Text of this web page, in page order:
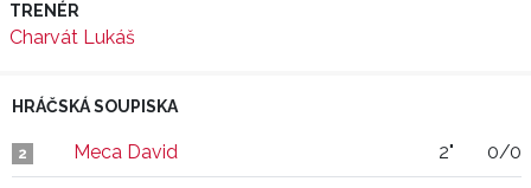
TRENÉR
Charvát Lukáš
HRÁČSKÁ SOUPISKA
2 Meca David 2" 0/0